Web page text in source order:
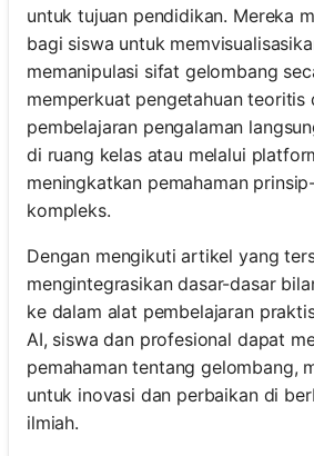
untuk tujuan pendidikan. Mereka
bagi siswa untuk
memanipulasi sifat gelombang
memperkuat pengetahuan teoritis
pembelajaran pengalaman
di ruang kelas atau melalui
meningkatkan pemahaman
kompleks.
Dengan mengikuti artikel yang
mengintegrasikan dasar-dasar
ke dalam alat pembelajaran
AI, siswa dan profesional dapat
pemahaman tentang gelombang,
untuk inovasi dan perbaikan di
ilmiah.